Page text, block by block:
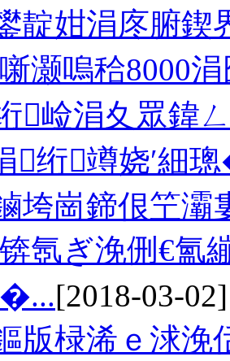
靛姏涓庝腑
灏嗚秴8000
崄涓夊眾鍏
绗竴娆′細
垮崗鍗佷笁灞
氬ぎ浼侀€氳
�...[2018-03-02]
版椂浠ｅ浗